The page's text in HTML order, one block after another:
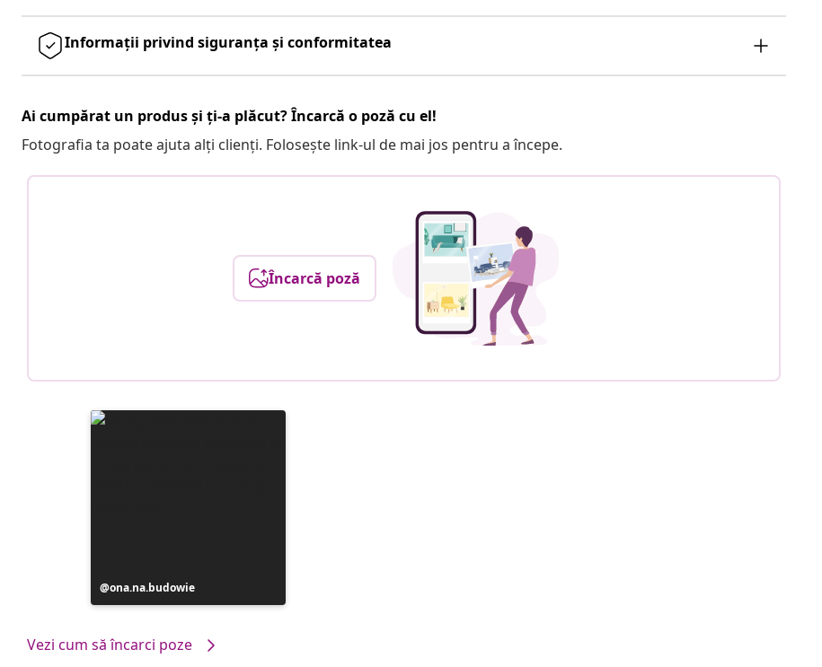
Informații privind siguranța și conformitatea
Ai cumpărat un produs și ți-a plăcut? Încarcă o poză cu el!
Fotografia ta poate ajuta alți clienți. Folosește link-ul de mai jos pentru a începe.
Încarcă poză
Postare
publicată
ona.na.budowie
Vezi cum să încarci poze